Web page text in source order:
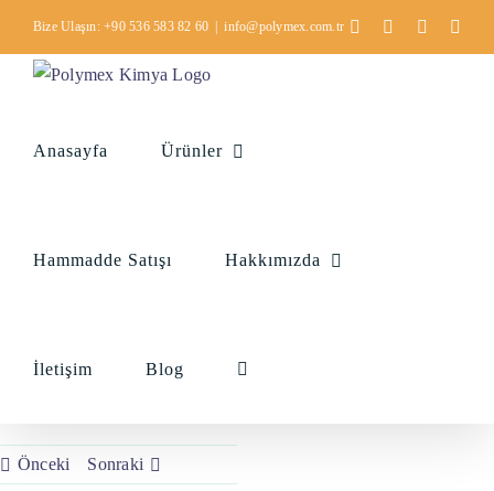
content
Bize Ulaşın: +90 536 583 82 60 info@polymex.com.tr Facebook
Anasayfa Ürünler
Hammadde Satışı Hakkımızda
İletişim Blog
Önceki Sonraki